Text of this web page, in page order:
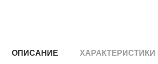
ОПИСАНИЕ ХАРАКТЕРИСТИКИ